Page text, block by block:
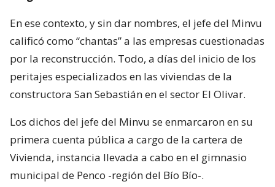
En ese contexto, y sin dar nombres, el jefe del Minvu
calificó como “chantas” a las empresas cuestionadas
por la reconstrucción. Todo, a días del inicio de los
peritajes especializados en las viviendas de la
constructora San Sebastián en el sector El Olivar.
Los dichos del jefe del Minvu se enmarcaron en su
primera cuenta pública a cargo de la cartera de
Vivienda, instancia llevada a cabo en el gimnasio
municipal de Penco -región del Bío Bío-.